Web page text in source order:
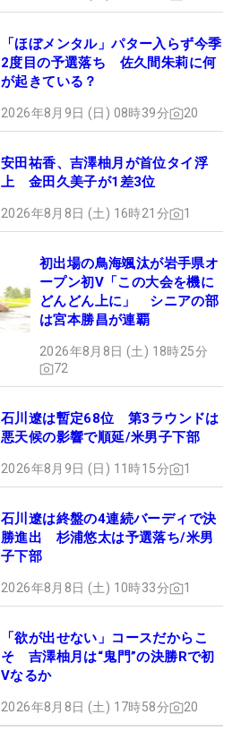
「ほぼメンタル」パター入らず今季
2度目の予選落ち 佐久間朱莉に何
が起きている？
2026年8月9日 (日) 08時39分 20
安田祐香、吉澤柚月が首位タイ浮
上 金田久美子が1差3位
2026年8月8日 (土) 16時21分 1
初出場の鳥海颯汰が岩手県オ
ープン初V「この大会を機に
どんどん上に」 シニアの部
は宮本勝昌が連覇
2026年8月8日 (土) 18時25分
72
石川遼は暫定68位 第3ラウンドは
悪天候の影響で順延/米男子下部
2026年8月9日 (日) 11時15分 1
石川遼は終盤の4連続バーディで決
勝進出 杉浦悠太は予選落ち/米男
子下部
2026年8月8日 (土) 10時33分 1
「欲が出せない」コースだからこ
そ 吉澤柚月は“鬼門”の決勝Rで初
Vなるか
2026年8月8日 (土) 17時58分 20